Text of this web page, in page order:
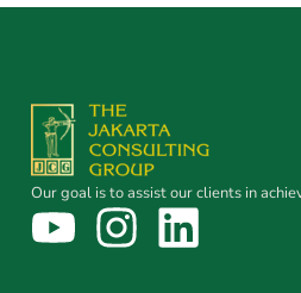
Our goal is to assist our clients in